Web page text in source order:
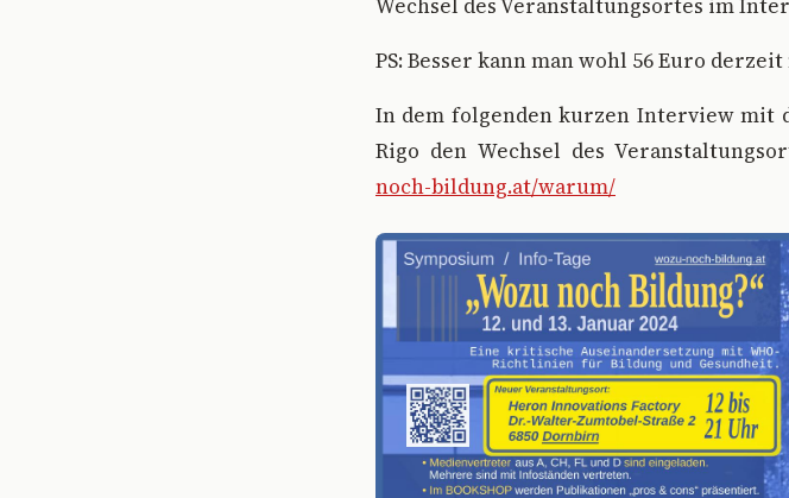
Wechsel des Veranstaltungsortes im
PS: Besser kann man wohl 56 Euro
In dem folgenden kurzen Interview mit
Rigo den Wechsel des
noch-bildung.at/warum/